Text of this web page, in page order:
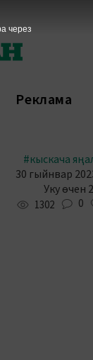
Реклама
#кыскача
30 гыйнвар
Уку өчен
1302 0
через